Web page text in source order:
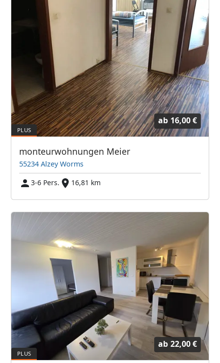
ab 16,00 €
monteurwohnungen Meier
55234 Alzey Worms
3-6 Pers.
16,81 km
ab 22,00 €